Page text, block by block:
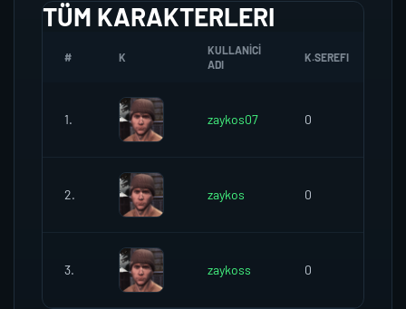
TÜM KARAKTERLERI
# K
KULLANICI
ADI
K.SEREFI
1. zaykos07 0
2. zaykos 0
3. zaykoss 0